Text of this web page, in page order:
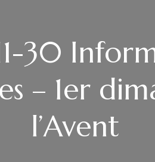
30
– 1er
l’Avent